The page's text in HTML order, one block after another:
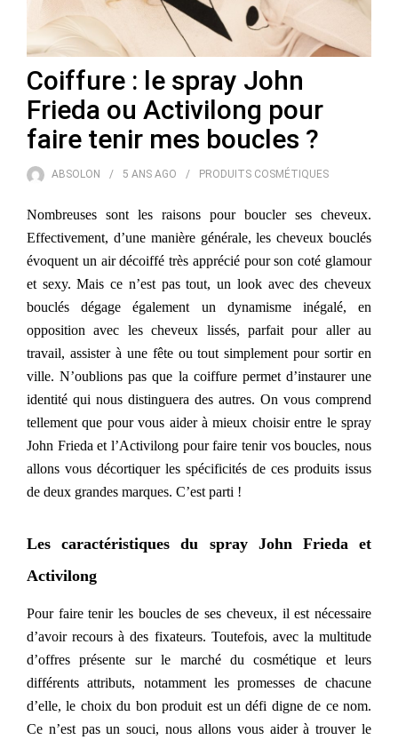
Coiffure : le spray John
Frieda ou Activilong pour
faire tenir mes boucles ?
ABSOLON 5 ANS AGO PRODUITS COSMÉTIQUES
Nombreuses sont les raisons pour boucler ses cheveux.
Effectivement, d’une manière générale, les cheveux bouclés
évoquent un air décoiffé très apprécié pour son coté glamour
et sexy. Mais ce n’est pas tout, un look avec des cheveux
bouclés dégage également un dynamisme inégalé, en
opposition avec les cheveux lissés, parfait pour aller au
travail, assister à une fête ou tout simplement pour sortir en
ville. N’oublions pas que la coiffure permet d’instaurer une
identité qui nous distinguera des autres. On vous comprend
tellement que pour vous aider à mieux choisir entre le spray
John Frieda et l’Activilong pour faire tenir vos boucles, nous
allons vous décortiquer les spécificités de ces produits issus
de deux grandes marques. C’est parti !
Les caractéristiques du spray John Frieda et
Activilong
Pour faire tenir les boucles de ses cheveux, il est nécessaire
d’avoir recours à des fixateurs. Toutefois, avec la multitude
d’offres présente sur le marché du cosmétique et leurs
différents attributs, notamment les promesses de chacune
d’elle, le choix du bon produit est un défi digne de ce nom.
Ce n’est pas un souci, nous allons vous aider à trouver le